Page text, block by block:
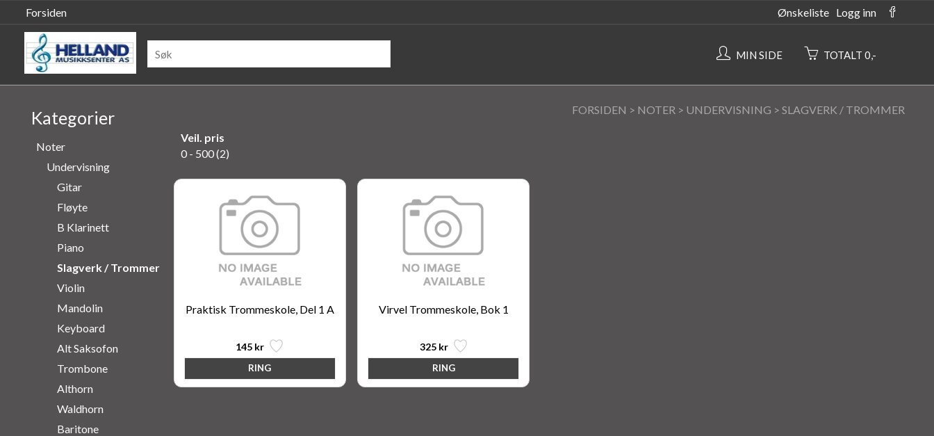
Forsiden Ønskeliste Logg inn
MIN SIDE TOTALT 0,-
Kategorier
Noter
Undervisning
Gitar
Fløyte
B Klarinett
Piano
Slagverk / Trommer
Violin
Mandolin
Keyboard
Alt Saksofon
Trombone
Althorn
Waldhorn
Baritone
FORSIDEN > NOTER > UNDERVISNING > SLAGVERK / TROMMER
Veil. pris
0 - 500 (2)
Praktisk Trommeskole, Del 1 A
145 kr
Virvel Trommeskole, Bok 1
325 kr